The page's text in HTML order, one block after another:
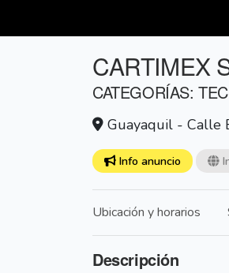
CARTIMEX
CATEGORÍAS:
Guayaquil - Calle
Info anuncio
Ubicación y horarios
Descripción